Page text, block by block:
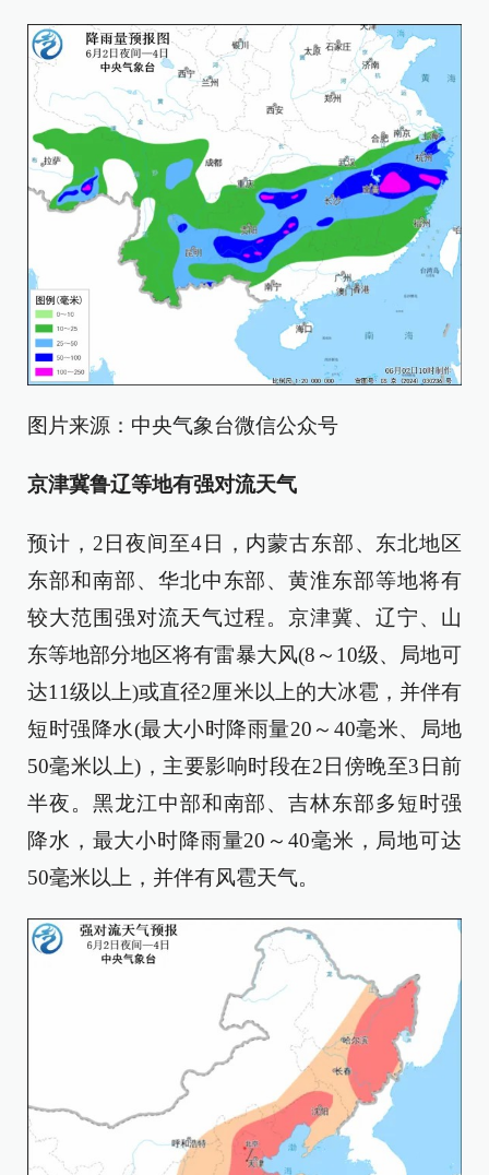
图片来源：中央气象台微信公众号
京津冀鲁辽等地有强对流天气
预计，2日夜间至4日，内蒙古东部、东北地区
东部和南部、华北中东部、黄淮东部等地将有
较大范围强对流天气过程。京津冀、辽宁、山
东等地部分地区将有雷暴大风(8～10级、局地可
达11级以上)或直径2厘米以上的大冰雹，并伴有
短时强降水(最大小时降雨量20～40毫米、局地
50毫米以上)，主要影响时段在2日傍晚至3日前
半夜。黑龙江中部和南部、吉林东部多短时强
降水，最大小时降雨量20～40毫米，局地可达
50毫米以上，并伴有风雹天气。